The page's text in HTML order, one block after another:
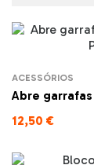
ACESSÓRIOS
Abre
12,50 €